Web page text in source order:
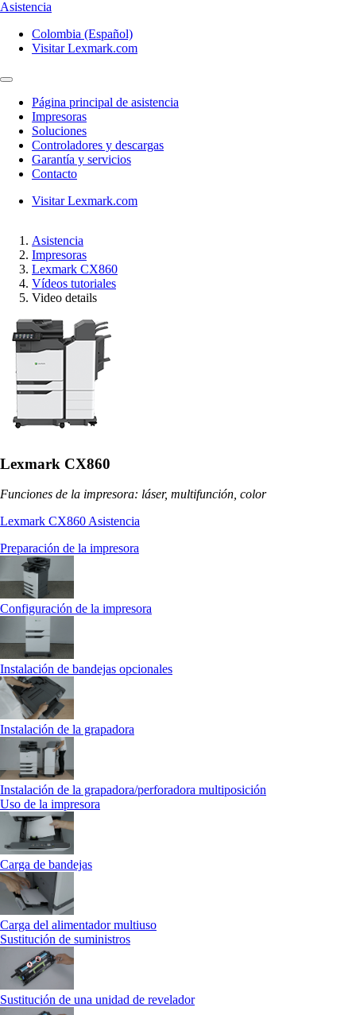
Asistencia
Colombia (Español)
Visitar Lexmark.com
Página principal de asistencia
Impresoras
Soluciones
Controladores y descargas
Garantía y servicios
Contacto
Visitar Lexmark.com
Asistencia
Impresoras
Lexmark CX860
Vídeos tutoriales
Video details
Lexmark CX860
Funciones de la impresora: láser, multifunción, color
Lexmark CX860 Asistencia
Preparación de la impresora
Configuración de la impresora
Instalación de bandejas opcionales
Instalación de la grapadora
Instalación de la grapadora/perforadora multiposición
Uso de la impresora
Carga de bandejas
Carga del alimentador multiuso
Sustitución de suministros
Sustitución de una unidad de revelador